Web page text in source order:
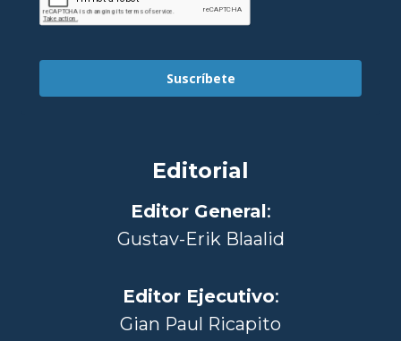
Suscríbete
Editorial
Editor General:
Gustav-Erik Blaalid
Editor Ejecutivo:
Gian Paul Ricapito